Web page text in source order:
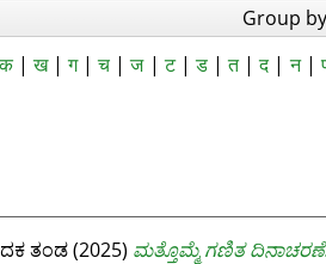
Group
|ख|ग|च |ज|ट|ड|त|द|न|
ತಂಡ(2025) ಮತ್ತೊಮ್ಮೆ ಗಣಿತ